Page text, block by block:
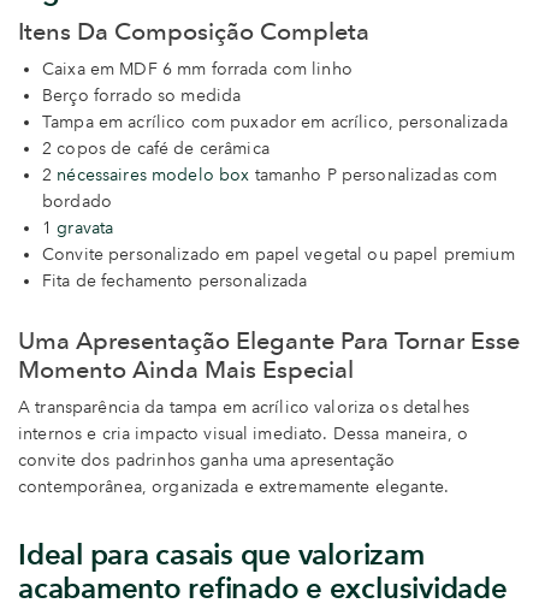
Itens Da Composição Completa
Caixa em MDF 6 mm forrada com linho
Berço forrado so medida
Tampa em acrílico com puxador em acrílico, personalizada
2 copos de café de cerâmica
2 nécessaires modelo box tamanho P personalizadas com
bordado
1gravata
Convite personalizado em papel vegetal ou papel premium
Fita de fechamento personalizada
Uma Apresentação Elegante Para Tornar Esse
Momento Ainda Mais Especial
A transparência da tampa em acrílico valoriza os detalhes
internos e cria impacto visual imediato. Dessa maneira, o
convite dos padrinhos ganha uma apresentação
contemporânea, organizada e extremamente elegante.
Ideal para casais que valorizam
acabamento refinado e exclusividade